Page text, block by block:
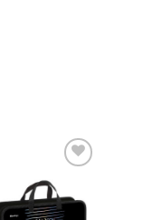
Добавить
в список
желаний